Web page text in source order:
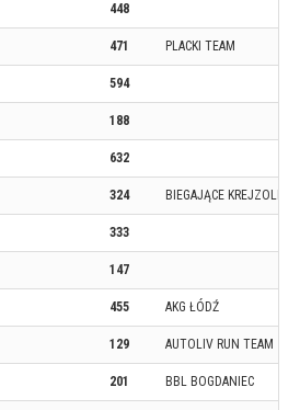
448
471 PLACKI TEAM
594
188
632
324 BIEGAJĄCE KREJZOLE
333
147
455 AKG ŁÓDŹ
129 AUTOLIV RUN TEAM
201 BBL BOGDANIEC